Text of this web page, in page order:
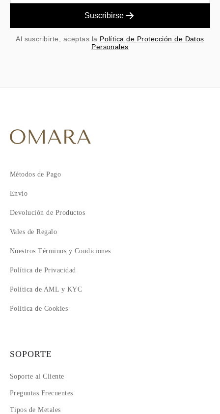
Suscribirse
Al suscribirte, aceptas la Política de Protección de Datos
Personales
Métodos de Pago
Envío
Devolución de Productos
Vales de Regalo
Nuestros Términos y Condiciones
Política de Privacidad
Política de AML y KYC
Política de Cookies
SOPORTE
Soporte al Cliente
Preguntas Frecuentes
Tipos de Metales